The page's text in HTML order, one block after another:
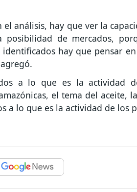
el análisis, hay que ver la
posibilidad de mercados,
identificados hay que pensar
a lo que es la actividad
el tema del aceite,
a lo que es la actividad de los